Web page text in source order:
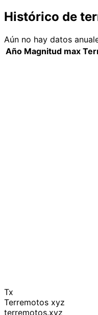
Histórico de
Aún no hay datos
Año Magnitud max
Tx
Terremotos xyz
terremotos.xyz